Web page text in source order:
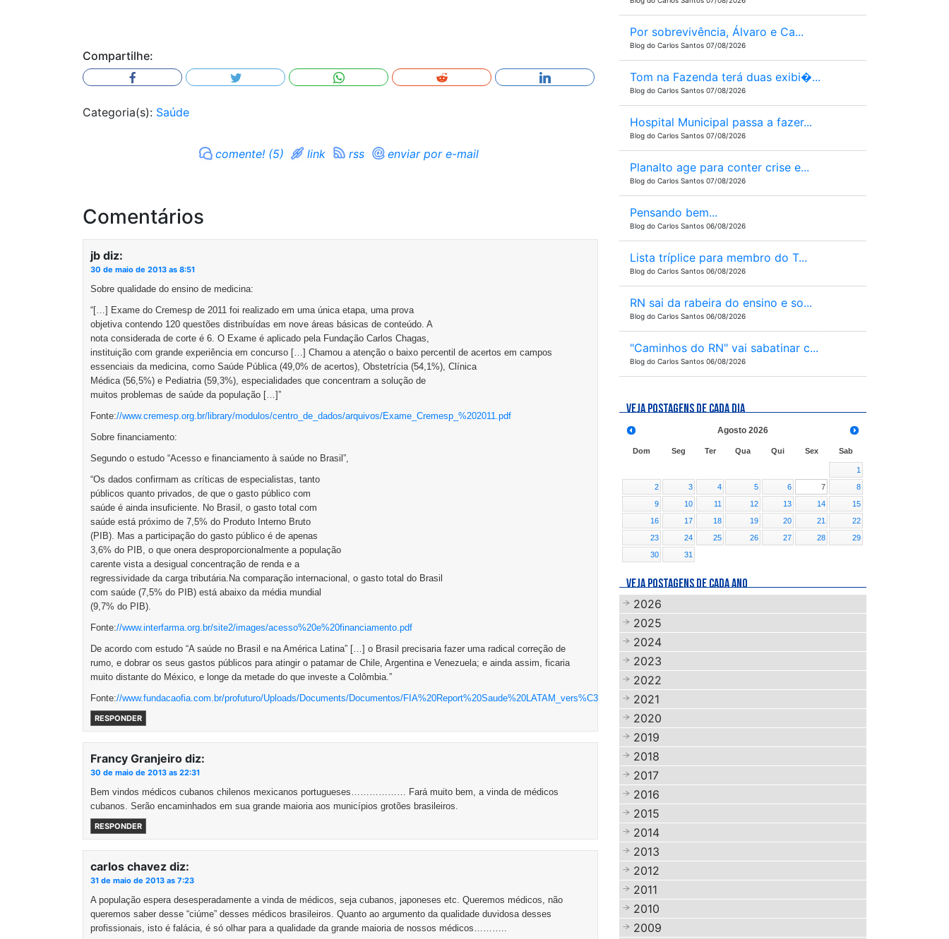
Compartilhe:
Categoria(s): Saúde
comente! (5) link rss enviar por e-mail
Comentários
jb diz:
30 de maio de 2013 as 8:51
Sobre qualidade do ensino de medicina:
“[…] Exame do Cremesp de 2011 foi realizado em uma única etapa, uma prova
objetiva contendo 120 questões distribuídas em nove áreas básicas de conteúdo. A
nota considerada de corte é 6. O Exame é aplicado pela Fundação Carlos Chagas,
instituição com grande experiência em concurso […] Chamou a atenção o baixo percentil de acertos em campos
essenciais da medicina, como Saúde Pública (49,0% de acertos), Obstetrícia (54,1%), Clínica
Médica (56,5%) e Pediatria (59,3%), especialidades que concentram a solução de
muitos problemas de saúde da população […]”
Fonte://www.cremesp.org.br/library/modulos/centro_de_dados/arquivos/Exame_Cremesp_%202011.pdf
Sobre financiamento:
Segundo o estudo “Acesso e financiamento à saúde no Brasil”,
“Os dados confirmam as críticas de especialistas, tanto
públicos quanto privados, de que o gasto público com
saúde é ainda insuficiente. No Brasil, o gasto total com
saúde está próximo de 7,5% do Produto Interno Bruto
(PIB). Mas a participação do gasto público é de apenas
3,6% do PIB, o que onera desproporcionalmente a população
carente vista a desigual concentração de renda e a
regressividade da carga tributária.Na comparação internacional, o gasto total do Brasil
com saúde (7,5% do PIB) está abaixo da média mundial
(9,7% do PIB).
Fonte://www.interfarma.org.br/site2/images/acesso%20e%20financiamento.pdf
De acordo com estudo “A saúde no Brasil e na América Latina” […] o Brasil precisaria fazer uma radical correção de
rumo, e dobrar os seus gastos públicos para atingir o patamar de Chile, Argentina e Venezuela; e ainda assim, ficaria
muito distante do México, e longe da metade do que investe a Colômbia.”
Fonte://www.fundacaofia.com.br/profuturo/Uploads/Documents/Documentos/FIA%20Report%20Saude%20LATAM_vers%C3%A3o%20eletronica.pdf
RESPONDER
Francy Granjeiro diz:
30 de maio de 2013 as 22:31
Bem vindos médicos cubanos chilenos mexicanos portugueses……………… Fará muito bem, a vinda de médicos
cubanos. Serão encaminhados em sua grande maioria aos municípios grotões brasileiros.
RESPONDER
carlos chavez diz:
31 de maio de 2013 as 7:23
A população espera desesperadamente a vinda de médicos, seja cubanos, japoneses etc. Queremos médicos, não
queremos saber desse “ciúme” desses médicos brasileiros. Quanto ao argumento da qualidade duvidosa desses
profissionais, isto é falácia, é só olhar para a qualidade da grande maioria de nossos médicos………..
Por sobrevivência, Álvaro e Ca...
Blog do Carlos Santos 07/08/2026
Tom na Fazenda terá duas exibi�...
Blog do Carlos Santos 07/08/2026
Hospital Municipal passa a fazer...
Blog do Carlos Santos 07/08/2026
Planalto age para conter crise e...
Blog do Carlos Santos 07/08/2026
Pensando bem...
Blog do Carlos Santos 06/08/2026
Lista tríplice para membro do T...
Blog do Carlos Santos 06/08/2026
RN sai da rabeira do ensino e so...
Blog do Carlos Santos 06/08/2026
"Caminhos do RN" vai sabatinar c...
Blog do Carlos Santos 06/08/2026
VEJA POSTAGENS DE CADA DIA
Agosto 2026
Dom Seg Ter Qua Qui Sex Sab
1
2
3 4 5 6 7
8
9
10 11 12 13 14
15
16
17 18 19 20 21
22
23
24 25 26 27 28
29
30
31
VEJA POSTAGENS DE CADA ANO
2026
2025
2024
2023
2022
2021
2020
2019
2018
2017
2016
2015
2014
2013
2012
2011
2010
2009